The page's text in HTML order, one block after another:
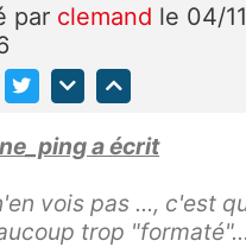
par clemand le 04/
a écrit
vois pas ..., c'est
trop "formaté"...